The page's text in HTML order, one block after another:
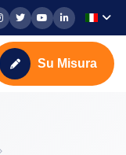
Su Misura